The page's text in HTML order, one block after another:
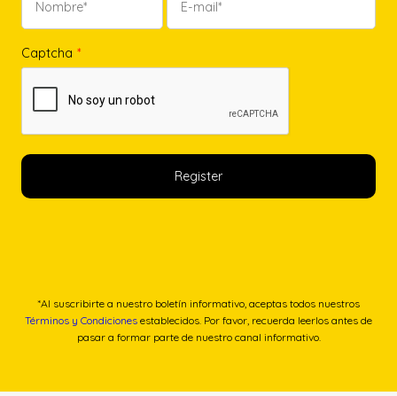
Captcha *
*Al suscribirte a nuestro boletín informativo, aceptas todos nuestros
Términos y Condiciones establecidos. Por favor, recuerda leerlos antes de
pasar a formar parte de nuestro canal informativo.